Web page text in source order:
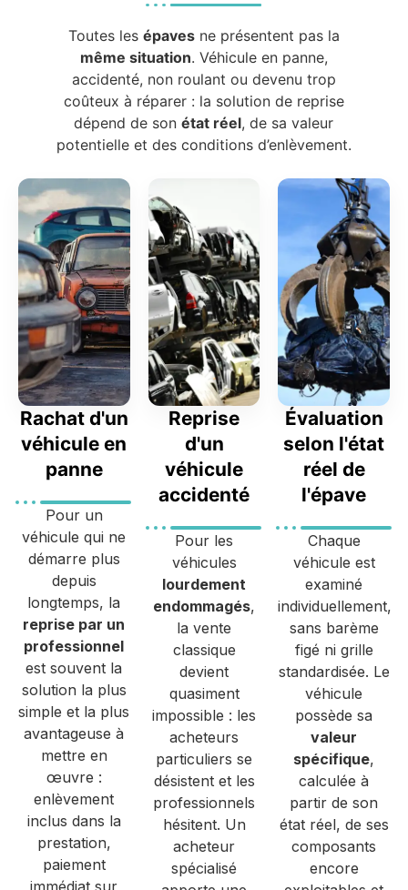
Toutes les épavesne présentent pas la
même situation. Véhicule en panne,
accidenté, non roulant ou devenu trop
coûteux à réparer : la solution de reprise
dépend de sonétat réel, de sa valeur
potentielle et des conditions d’enlèvement.
Rachat d'un
véhicule en
panne
Pour un
véhicule qui ne
démarre plus
depuis
longtemps, la
reprise par un
professionnel
est souvent la
solution la plus
simple et la plus
avantageuse à
mettre en
œuvre :
enlèvement
inclus dans la
prestation,
paiement
Reprise
d'un
véhicule
accidenté
Pour les
véhicules
lourdement
endommagés,
la vente
classique
devient
quasiment
impossible : les
acheteurs
particuliers se
désistent et les
professionnels
hésitent. Un
acheteur
spécialisé
Évaluation
selon l'état
réel de
l'épave
Chaque
véhicule est
examiné
individuellement,
sans barème
figé ni grille
standardisée. Le
véhicule
possède sa
valeur
spécifique,
calculée à
partir de son
état réel, de ses
composants
encore